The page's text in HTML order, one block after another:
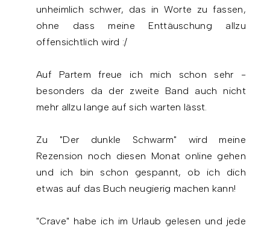
unheimlich schwer, das in Worte zu fassen,
ohne dass meine Enttäuschung allzu
offensichtlich wird :/
Auf Partem freue ich mich schon sehr -
besonders da der zweite Band auch nicht
mehr allzu lange auf sich warten lässt.
Zu "Der dunkle Schwarm" wird meine
Rezension noch diesen Monat online gehen
und ich bin schon gespannt, ob ich dich
etwas auf das Buch neugierig machen kann!
"Crave" habe ich im Urlaub gelesen und jede